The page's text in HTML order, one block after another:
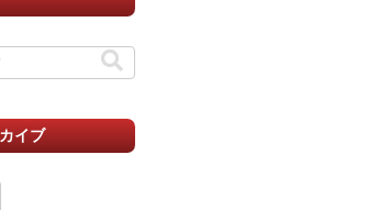
イブ